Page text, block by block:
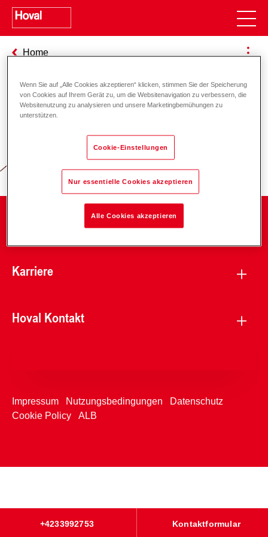
Home
Verantwortung für Energie und
Umwelt
Karriere
Hoval Kontakt
Impressum Nutzungsbedingungen
Datenschutz
Cookie Policy
ALB
+4233992753 Kontaktformular
Wenn Sie auf „Alle Cookies akzeptieren“ klicken, stimmen Sie der Speicherung
von Cookies auf Ihrem Gerät zu, um die Websitenavigation zu verbessern, die
Websitenutzung zu analysieren und unsere Marketingbemühungen zu
unterstützen.
Cookie-Einstellungen
Nur essentielle Cookies akzeptieren
Alle Cookies akzeptieren